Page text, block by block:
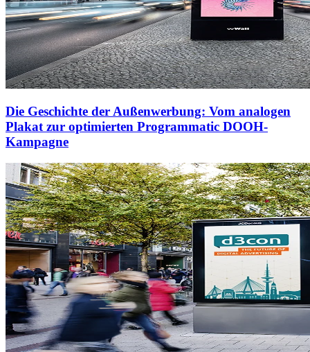
Die Geschichte der Außenwerbung: Vom analogen
Plakat zur optimierten Programmatic DOOH-
Kampagne